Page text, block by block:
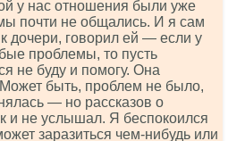
у нас отношения были уже
почти не общались. И я сам
дочери, говорил ей — если у
проблемы, то пусть
не буду и помогу. Она
быть, проблем не было,
— но рассказов о
и не услышал. Я беспокоился
заразиться чем-нибудь или